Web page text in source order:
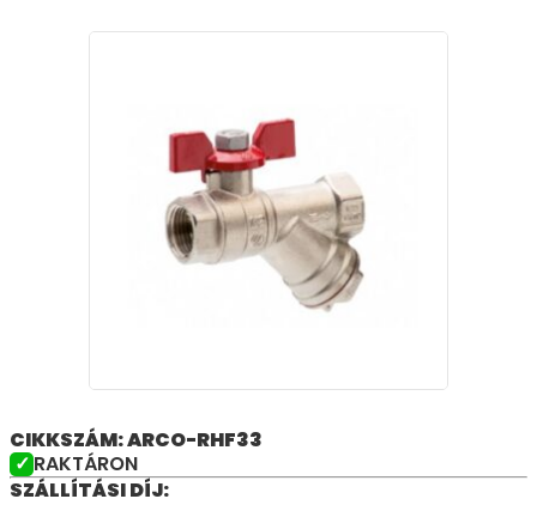
CIKKSZÁM: ARCO-RHF33
RAKTÁRON
SZÁLLÍTÁSI DÍJ: